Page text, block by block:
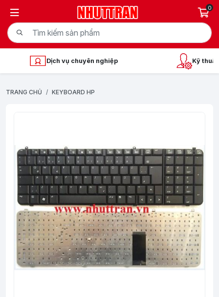
0
Dịch vụ chuyên nghiệp Kỹ
TRANG CHỦ KEYBOARD HP